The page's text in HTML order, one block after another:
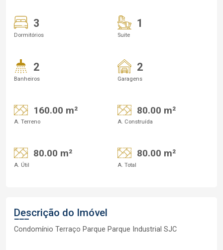
3
Dormitórios
1
Suite
2
Banheiros
2
Garagens
160.00 m²
A. Terreno
80.00 m²
A. Construída
80.00 m²
A. Útil
80.00 m²
A. Total
Descrição do Imóvel
Condomínio Terraço Parque Parque Industrial SJC